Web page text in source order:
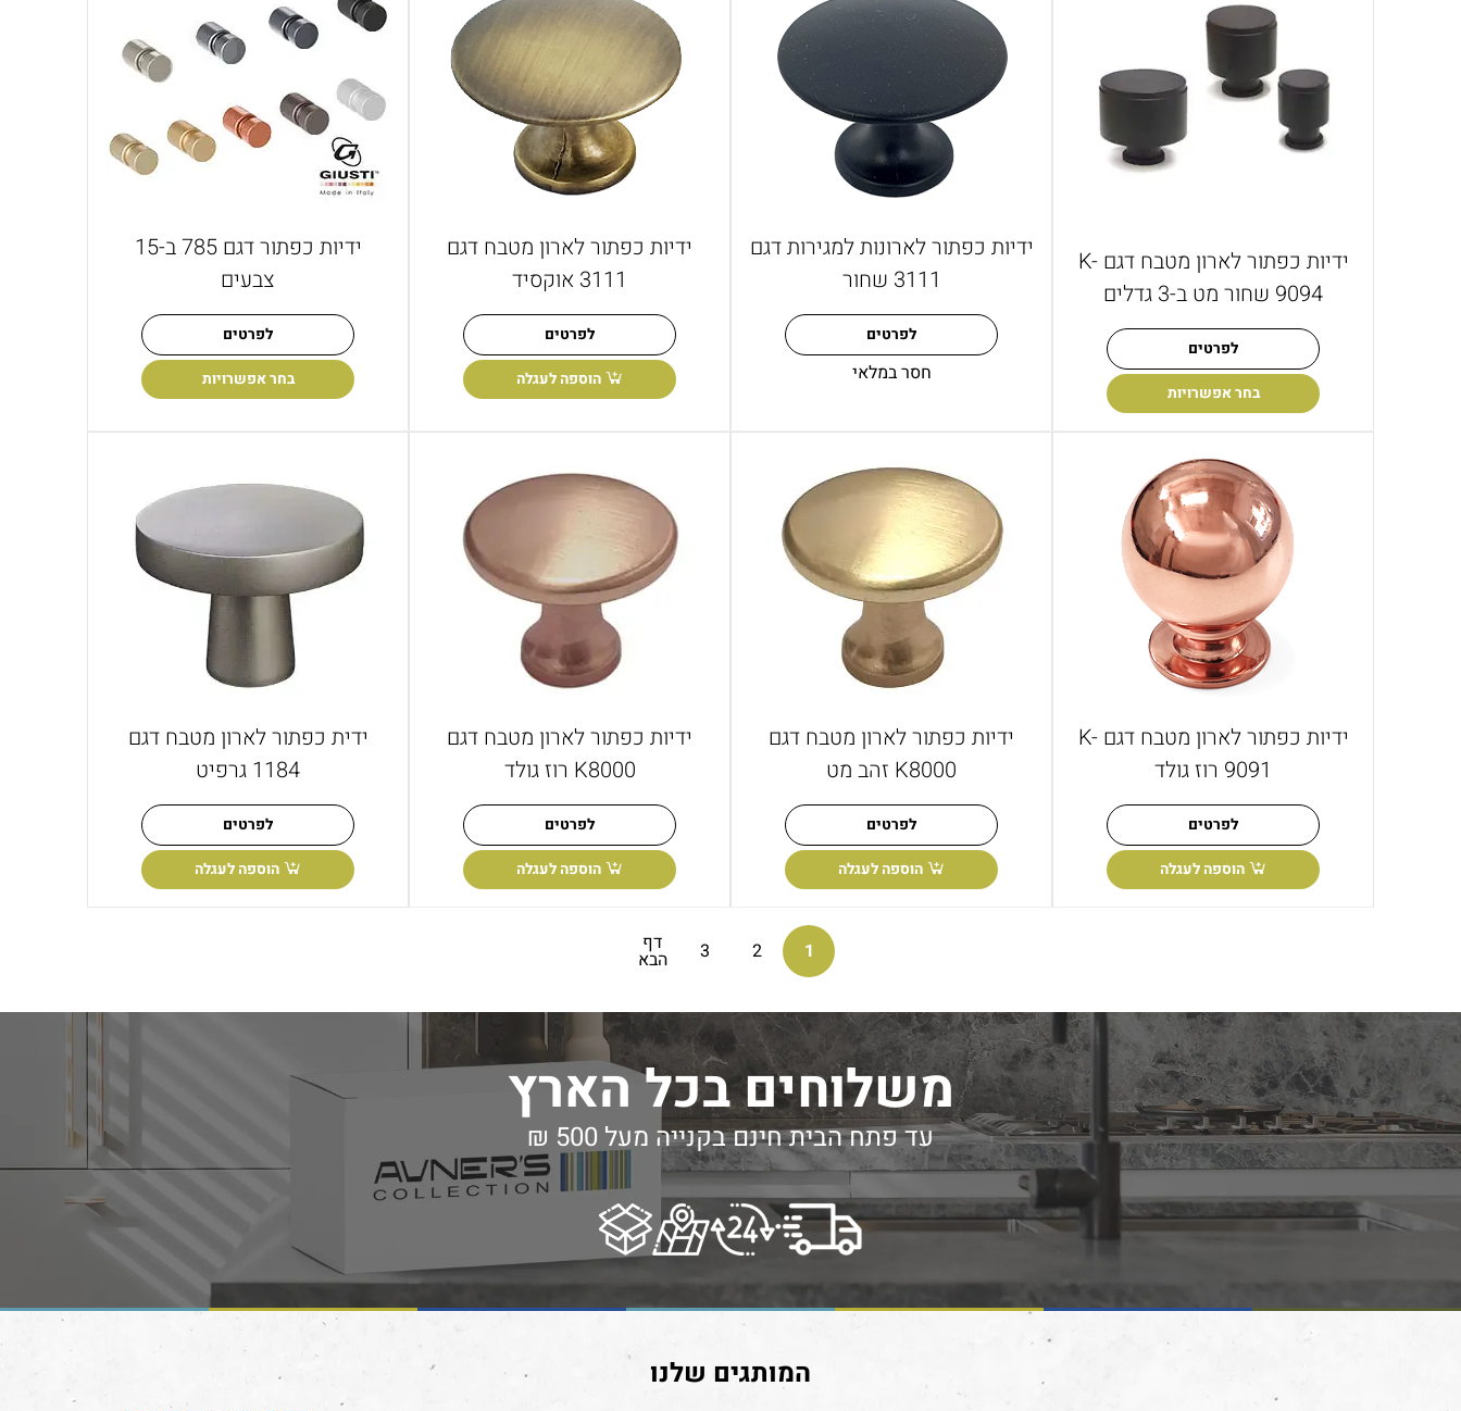
ידיות כפתור לארון מטבח דגם K-
9094 שחור מט ב-3 גדלים
לפרטים
בחר אפשרויות
ידיות כפתור לארונות למגירות דגם
3111 שחור
לפרטים
חסר במלאי
ידיות כפתור לארון מטבח דגם
3111 אוקסיד
לפרטים
הוספה לעגלה
ידיות כפתור דגם 785 ב-15
צבעים
לפרטים
בחר אפשרויות
ידיות כפתור לארון מטבח דגם K-
9091 רוז גולד
לפרטים
הוספה לעגלה
ידיות כפתור לארון מטבח דגם
K8000 זהב מט
לפרטים
הוספה לעגלה
ידיות כפתור לארון מטבח דגם
K8000 רוז גולד
לפרטים
הוספה לעגלה
ידית כפתור לארון מטבח דגם
1184 גרפיט
לפרטים
הוספה לעגלה
1
2
3 דף
הבא
משלוחים בכל הארץ
עד פתח הבית חינם בקנייה מעל 500 ₪
המותגים שלנו